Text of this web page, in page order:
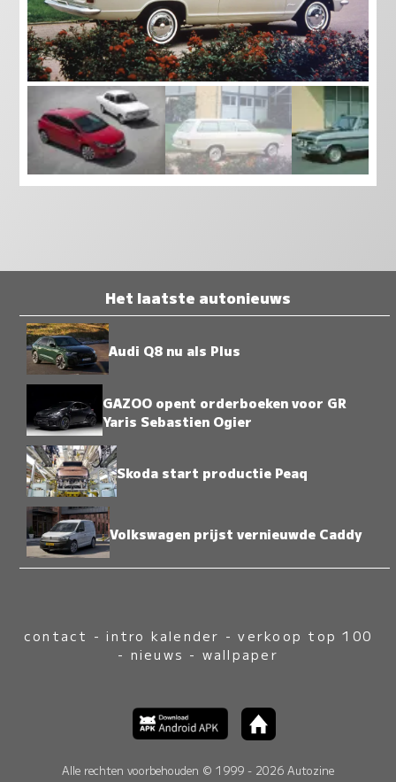
Het laatste autonieuws
Audi Q8 nu als Plus
GAZOO opent orderboeken voor GR
Yaris Sebastien Ogier
Skoda start productie Peaq
Volkswagen prijst vernieuwde Caddy
contact -intro kalender -verkoop top 100
- nieuws - wallpaper
Alle rechten voorbehouden © 1999 - 2026 Autozine